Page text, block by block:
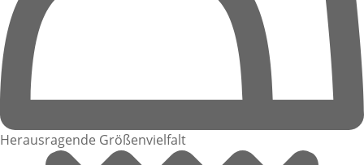
Herausragende Größenvielfalt